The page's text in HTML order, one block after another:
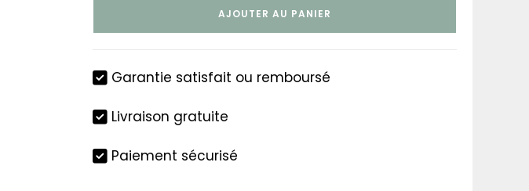
AJOUTER AU PANIER
Garantie satisfait ou remboursé
Livraison gratuite
Paiement sécurisé